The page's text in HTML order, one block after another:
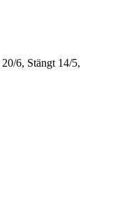
20/6, Stängt 14/5,